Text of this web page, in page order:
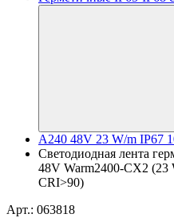
A240 48V 23 W/m IP67
Светодиодная лента
48V Warm2400-CX2 (23
CRI>90)
Арт.: 063818